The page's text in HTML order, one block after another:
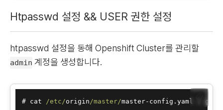
Htpasswd 설정 && USER 권한 설정
htpasswd 설정을 동해 Openshift Cluster를 관리할
admin 계정을 생성합니다.
# cat /etc/origin/master/master- config.yaml
grep